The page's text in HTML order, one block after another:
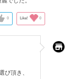
0 Like! 0
び頂き、